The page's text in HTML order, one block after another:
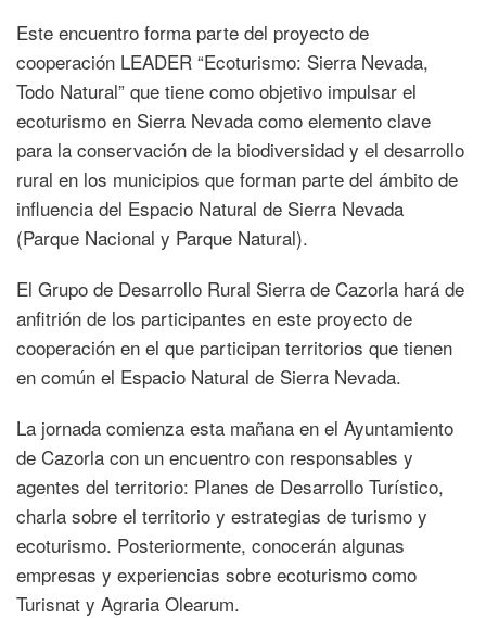
Este encuentro forma parte del proyecto de
cooperación LEADER “Ecoturismo: Sierra Nevada,
Todo Natural” que tiene como objetivo impulsar el
ecoturismo en Sierra Nevada como elemento clave
para la conservación de la biodiversidad y el desarrollo
rural en los municipios que forman parte del ámbito de
influencia del Espacio Natural de Sierra Nevada
(Parque Nacional y Parque Natural).
El Grupo de Desarrollo Rural Sierra de Cazorla hará de
anfitrión de los participantes en este proyecto de
cooperación en el que participan territorios que tienen
en común el Espacio Natural de Sierra Nevada.
La jornada comienza esta mañana en el Ayuntamiento
de Cazorla con un encuentro con responsables y
agentes del territorio: Planes de Desarrollo Turístico,
charla sobre el territorio y estrategias de turismo y
ecoturismo. Posteriormente, conocerán algunas
empresas y experiencias sobre ecoturismo como
Turisnat y Agraria Olearum.